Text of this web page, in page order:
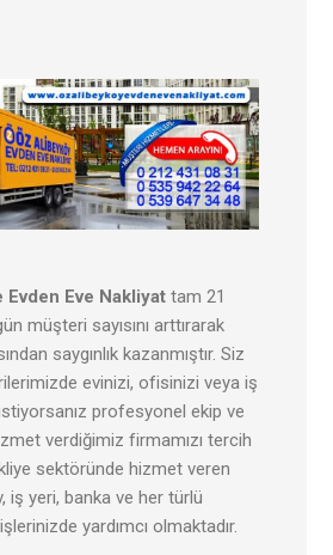
Evden Eve Nakliyattam 21
müşteri sayısını arttırarak
saygınlık kazanmıştır. Siz
evinizi, ofisinizi veya iş
profesyonel ekip ve
verdiğimiz firmamızı tercih
sektöründe hizmet veren
iş yeri, banka ve her türlü
yardımcı olmaktadır.